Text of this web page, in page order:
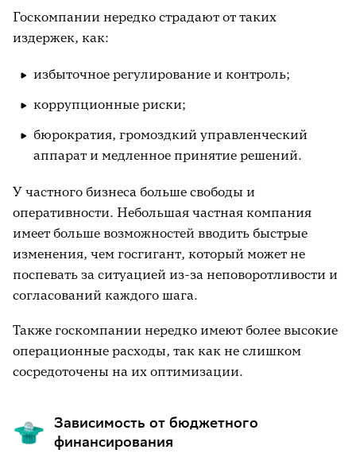
Госкомпании нередко страдают от таких
издержек, как:
избыточное регулирование и контроль;
коррупционные риски;
бюрократия, громоздкий управленческий
аппарат и медленное принятие решений.
У частного бизнеса больше свободы и
оперативности. Небольшая частная компания
имеет больше возможностей вводить быстрые
изменения, чем госгигант, который может не
поспевать за ситуацией из-за неповоротливости и
согласований каждого шага.
Также госкомпании нередко имеют более высокие
операционные расходы, так как не слишком
сосредоточены на их оптимизации.
Зависимость от бюджетного
финансирования